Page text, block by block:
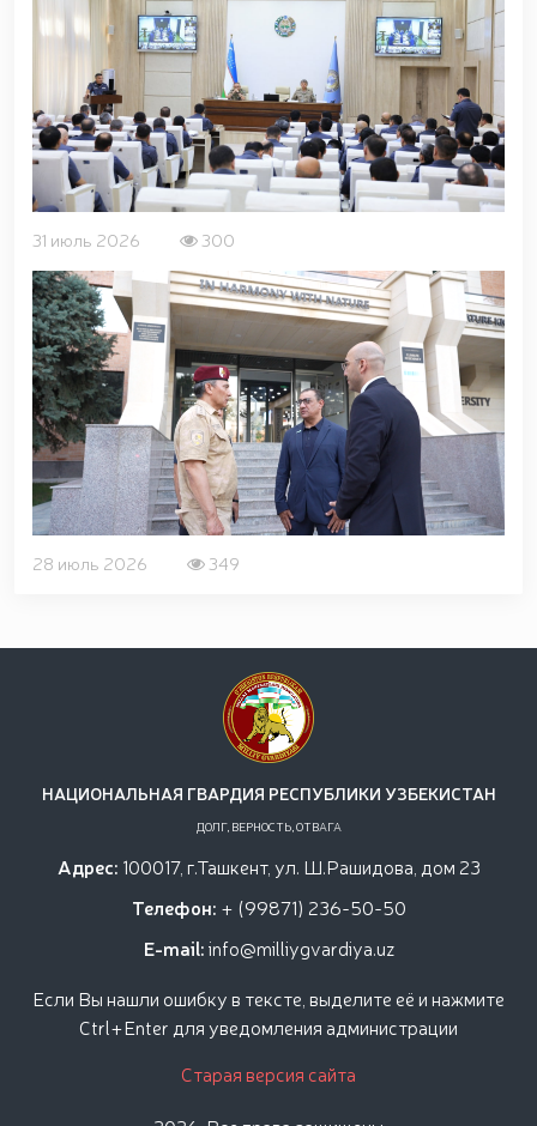
31 июль 2026 300
28 июль 2026 349
НАЦИОНАЛЬНАЯ ГВАРДИЯ РЕСПУБЛИКИ УЗБЕКИСТАН
ДОЛГ, ВЕРНОСТЬ, ОТВАГА
Адрес: 100017, г.Ташкент, ул. Ш.Рашидова, дом 23
Телефон: + (99871) 236-50-50
E-mail:info@milliygvardiya.uz
Если Вы нашли ошибку в тексте, выделите её и нажмите
Ctrl+Enter для уведомления администрации
Старая версия сайта